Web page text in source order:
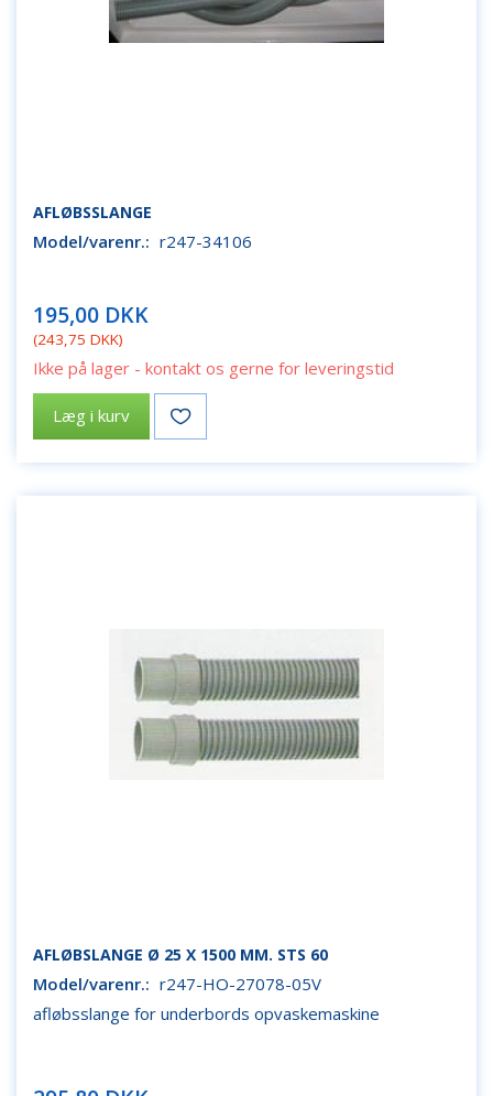
AFLØBSSLANGE
Model/varenr.: r247-34106
195,00 DKK
(243,75 DKK)
Ikke på lager - kontakt os gerne for leveringstid
Læg i kurv
AFLØBSLANGE Ø 25 X 1500 MM. STS 60
Model/varenr.: r247-HO-27078-05V
afløbsslange for underbords opvaskemaskine